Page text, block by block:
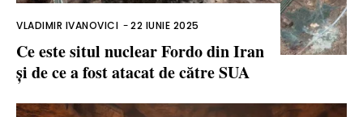
VLADIMIR IVANOVICI -22 IUNIE 2025
Ce este situl nuclear Fordo din Iran
și de ce a fost atacat de către SUA